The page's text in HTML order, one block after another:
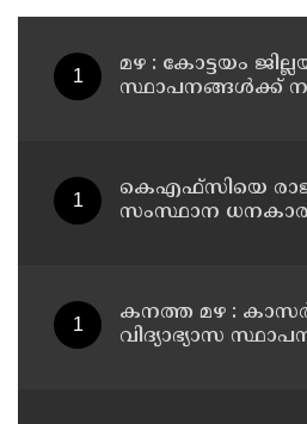
മഴ : കോട്ടയം
സ്ഥാപനങ്ങൾക്ക്
കെഎഫ്‌സിയെ
സംസ്ഥാന
കനത്ത മഴ :
വിദ്യാഭ്യാസ